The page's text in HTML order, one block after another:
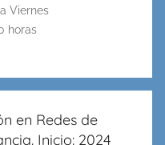
Viernes
horas
en Redes de
Inicio: 2024